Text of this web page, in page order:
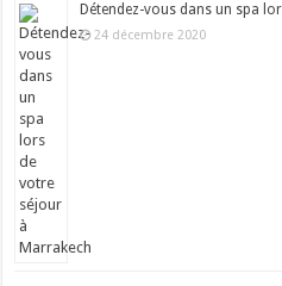
Détendez-vous dans un spa
24 décembre 2020